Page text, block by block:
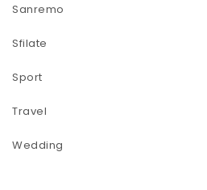
Sanremo
Sfilate
Sport
Travel
Wedding